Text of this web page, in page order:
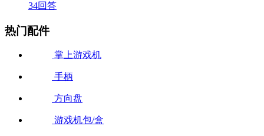
34回答
热门配件
掌上游戏机
手柄
方向盘
游戏机包/盒